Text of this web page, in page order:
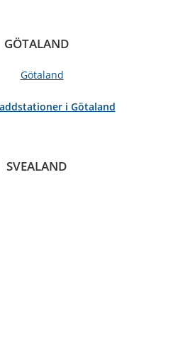
GÖTALAND
i Götaland
SVEALAND